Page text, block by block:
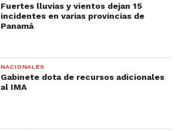
Fuertes lluvias y vientos dejan 15
incidentes en varias provincias de
Panamá
NACIONALES
Gabinete dota de recursos adicionales
al IMA